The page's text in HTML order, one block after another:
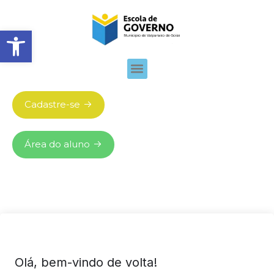
Abrir barra de ferramentas
Cadastre-se
Área do aluno
Olá, bem-vindo de volta!